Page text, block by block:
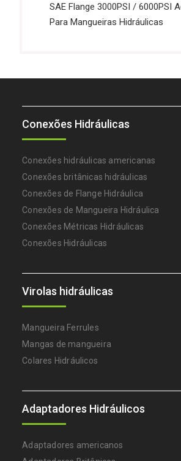
SAE Flange 3000PSI / 6000PSI
Para Mangueiras Hidráulicas
Conexões Hidráulicas
Conexões hidráulicas americanas
Conexões britânicas hidráulicas
Conexões de Flange Hidráulica
Conexões de Mangueira Hidráulica
Conexões Métricas Hidráulicas
Conexões Hidráulicas
Virolas hidráulicas
Mangueira Ferrules
Mangas de mangueira
Colares Hidráulicos
Adaptadores Hidráulicos
Adaptadores americanos